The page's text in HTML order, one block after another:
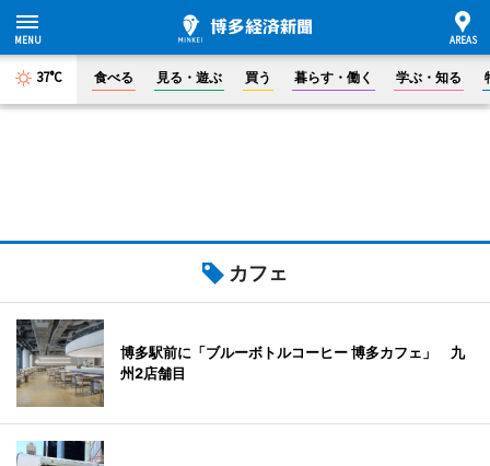
37°C 食べる 見る・遊ぶ 買う 暮らす・働く 学ぶ・知る
カフェ
博多駅前に「ブルーボトルコーヒー 博多カフェ」 九
州2店舗目